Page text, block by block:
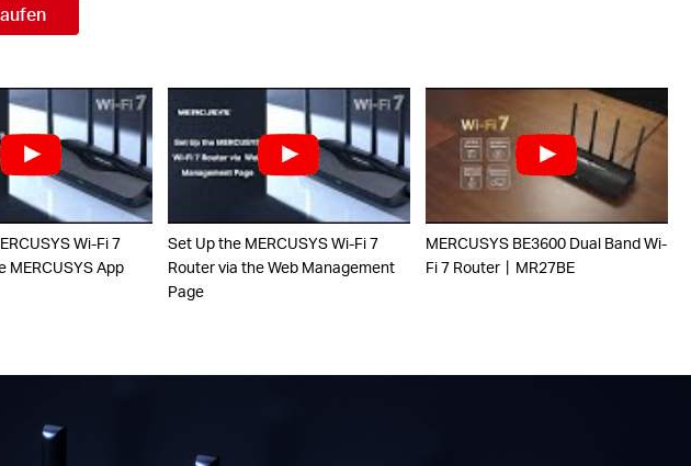
Wi-Fi 7
MERCUSYS App
Set Up the MERCUSYS Wi-Fi 7
Router via the Web Management
Page
MERCUSYS BE3600 Dual Band Wi-
Fi 7 Router丨MR27BE